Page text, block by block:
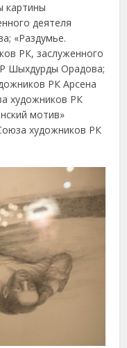
картины
деятеля
«Раздумье.
РК, заслуженного
Шыхдурды Орадова;
РК Арсена
художников РК
мотив»
художников РК